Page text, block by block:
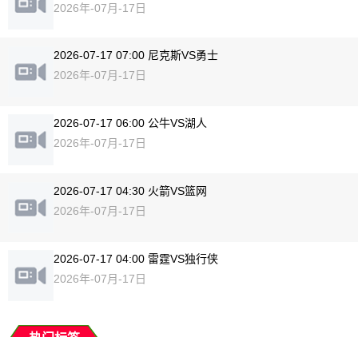
2026年-07月-17日
2026-07-17 07:00 尼克斯VS勇士
2026年-07月-17日
2026-07-17 06:00 公牛VS湖人
2026年-07月-17日
2026-07-17 04:30 火箭VS篮网
2026年-07月-17日
2026-07-17 04:00 雷霆VS独行侠
2026年-07月-17日